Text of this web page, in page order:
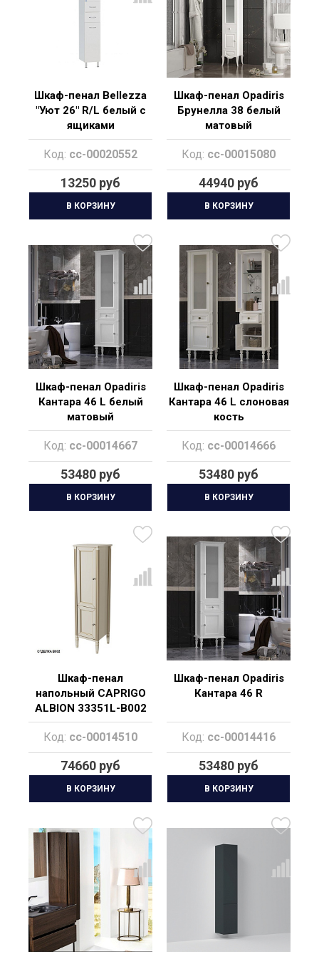
Шкаф-пенал Bellezza
"Уют 26" R/L белый с
ящиками
Код: cc-00020552
13250 руб
В КОРЗИНУ
Шкаф-пенал Opadiris
Брунелла 38 белый
матовый
Код: cc-00015080
44940 руб
В КОРЗИНУ
Шкаф-пенал Opadiris
Кантара 46 L белый
матовый
Код: cc-00014667
53480 руб
В КОРЗИНУ
Шкаф-пенал Opadiris
Кантара 46 L слоновая
кость
Код: cc-00014666
53480 руб
В КОРЗИНУ
Шкаф-пенал
напольный CAPRIGO
ALBION 33351L-B002
Код: cc-00014510
74660 руб
В КОРЗИНУ
Шкаф-пенал Opadiris
Кантара 46 R
Код: cc-00014416
53480 руб
В КОРЗИНУ